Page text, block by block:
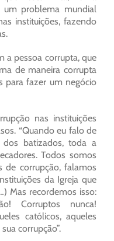
um problema mundial
instituições, fazendo
a pessoa corrupta, que
de maneira corrupta
para fazer um negócio
nas instituições
“Quando eu falo de
batizados, toda a
Todos somos
de corrupção, falamos
da Igreja que
Mas recordemos isso:
Corruptos nunca!
católicos, aqueles
corrupção”.